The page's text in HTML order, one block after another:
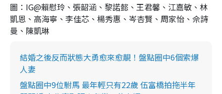
圖：IG@賴慰玲、張韶涵、黎諾懿、王君馨、江嘉敏、林
凱恩、高海寧、李佳芯、楊秀惠、岑杏賢、周家怡、佘詩
曼、陳凱琳
結婚之後反而狀態大勇愈來愈靚！盤點圈中6個索爆
人妻
盤點圈中9位駙馬 最年輕只有22歲 伍富橋拍拖半年